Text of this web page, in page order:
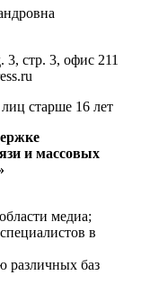
3, стр. 3, офис 211
старше 16 лет
и массовых
медиа;
в
различных баз